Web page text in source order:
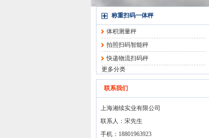
称重扫码一体秤
体积测量秤
拍照扫码智能秤
快递物流扫码秤
更多分类
联系我们
上海湘续实业有限公司
联系人：宋先生
手机：18801963923